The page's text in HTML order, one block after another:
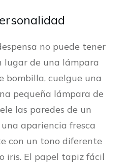
no puede tener
lugar de una lámpara
bombilla, cuelgue una
pequeña lámpara de
las paredes de un
una apariencia fresca
con un tono diferente
iris. El papel tapiz fácil